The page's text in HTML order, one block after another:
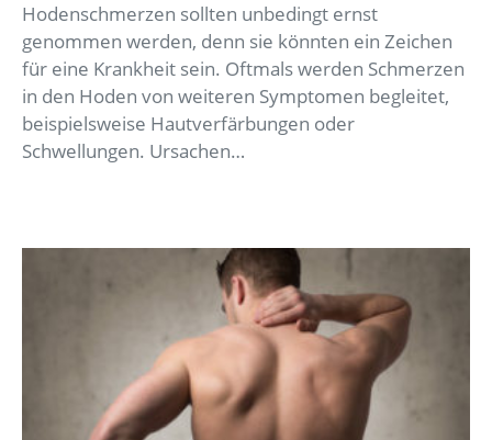
Hodenschmerzen sollten unbedingt ernst
genommen werden, denn sie könnten ein Zeichen
für eine Krankheit sein. Oftmals werden Schmerzen
in den Hoden von weiteren Symptomen begleitet,
beispielsweise Hautverfärbungen oder
Schwellungen. Ursachen…